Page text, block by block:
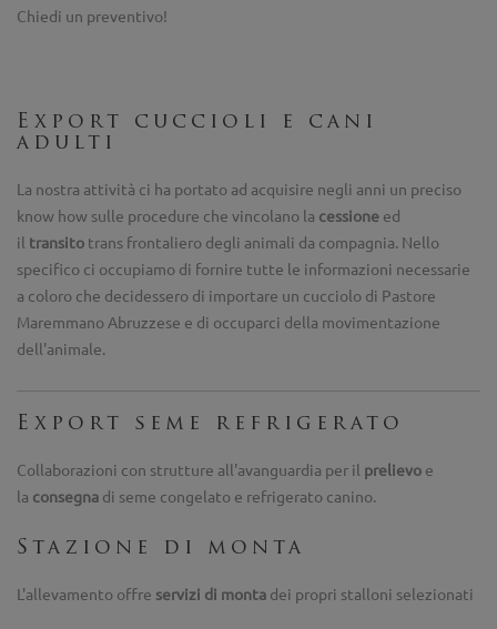
Chiedi un preventivo!
Export cuccioli e cani
adulti
La nostra attività ci ha portato ad acquisire negli anni un preciso
know how sulle procedure che vincolano la cessione ed
il transito trans frontaliero degli animali da compagnia. Nello
specifico ci occupiamo di fornire tutte le informazioni necessarie
a coloro che decidessero di importare un cucciolo di Pastore
Maremmano Abruzzese e di occuparci della movimentazione
dell'animale.
Export seme refrigerato
Collaborazioni con strutture all'avanguardia per il prelievo e
la consegna di seme congelato e refrigerato canino.
Stazione di monta
L'allevamento offre servizi di monta dei propri stalloni selezionati